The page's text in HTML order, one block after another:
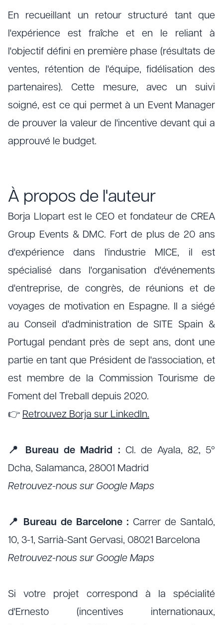
En recueillant un retour structuré tant que
l'expérience est fraîche et en le reliant à
l'objectif défini en première phase (résultats de
ventes, rétention de l'équipe, fidélisation des
partenaires). Cette mesure, avec un suivi
soigné, est ce qui permet à un Event Manager
de prouver la valeur de l'incentive devant qui a
approuvé le budget.
À propos de l'auteur
Borja Llopart est le CEO et fondateur de CREA
Group Events & DMC. Fort de plus de 20 ans
d'expérience dans l'industrie MICE, il est
spécialisé dans l'organisation d'événements
d'entreprise, de congrès, de réunions et de
voyages de motivation en Espagne. Il a siégé
au Conseil d'administration de SITE Spain &
Portugal pendant près de sept ans, dont une
partie en tant que Président de l'association, et
est membre de la Commission Tourisme de
Foment del Treball depuis 2020.
👉 Retrouvez Borja sur LinkedIn.
📍 Bureau de Madrid : Cl. de Ayala, 82, 5º
Dcha, Salamanca, 28001 Madrid
Retrouvez-nous sur Google Maps
📍 Bureau de Barcelone : Carrer de Santaló,
10, 3-1, Sarrià-Sant Gervasi, 08021 Barcelona
Retrouvez-nous sur Google Maps
Si votre projet correspond à la spécialité
d'Ernesto (incentives internationaux,